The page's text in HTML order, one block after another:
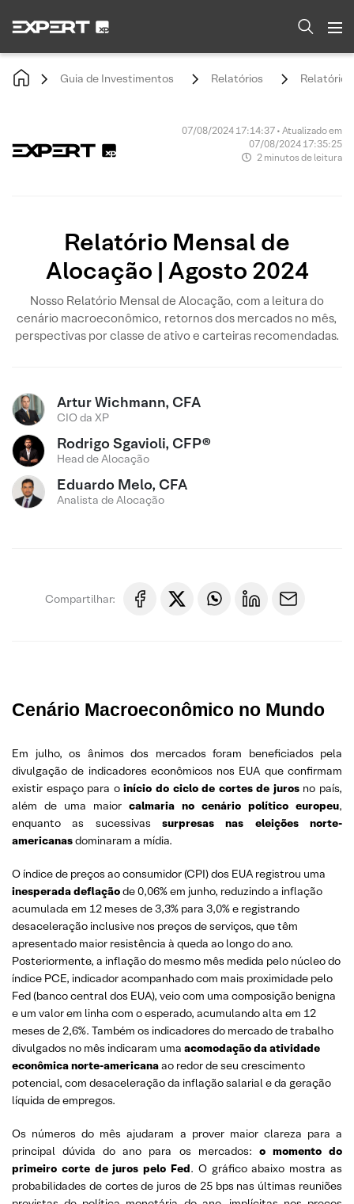
Guia de Investimentos Relatórios Relatório
07/08/2024 17:14:37 • Atualizado em
07/08/2024 17:35:25
2 minutos de leitura
Relatório Mensal de
Alocação | Agosto 2024
Nosso Relatório Mensal de Alocação, com a leitura do
cenário macroeconômico, retornos dos mercados no mês,
perspectivas por classe de ativo e carteiras recomendadas.
Artur Wichmann, CFA
CIO da XP
Rodrigo Sgavioli, CFP®
Head de Alocação
Eduardo Melo, CFA
Analista de Alocação
Compartilhar:
Cenário Macroeconômico no Mundo
Em julho, os ânimos dos mercados foram beneficiados pela
divulgação de indicadores econômicos nos EUA que confirmam
existir espaço para oinício do ciclo de cortes de jurosno país,
além de uma maior calmaria no cenário político europeu,
enquanto as sucessivas surpresas nas eleições norte-
americanasdominaram a mídia.
O índice de preços ao consumidor (CPI) dos EUA registrou uma
inesperada deflaçãode 0,06% em junho, reduzindo a inflação
acumulada em 12 meses de 3,3% para 3,0% e registrando
desaceleração inclusive nos preços de serviços, que têm
apresentado maior resistência à queda ao longo do ano.
Posteriormente, a inflação do mesmo mês medida pelo núcleo do
índice PCE, indicador acompanhado com mais proximidade pelo
Fed (banco central dos EUA), veio com uma composição benigna
e um valor em linha com o esperado, acumulando alta em 12
meses de 2,6%. Também os indicadores do mercado de trabalho
divulgados no mês indicaram uma acomodação da atividade
econômica norte-americanaao redor de seu crescimento
potencial, com desaceleração da inflação salarial e da geração
líquida de empregos.
Os números do mês ajudaram a prover maior clareza para a
principal dúvida do ano para os mercados: o momento do
primeiro corte de juros pelo Fed. O gráfico abaixo mostra as
probabilidades de cortes de juros de 25 bps nas últimas reuniões